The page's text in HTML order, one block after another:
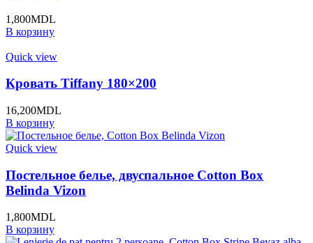
1,800MDL
В корзину
Quick view
Кровать Tiffany 180×200
16,200MDL
В корзину
Quick view
Постельное белье, двуспальное Cotton Box
Belinda Vizon
1,800MDL
В корзину